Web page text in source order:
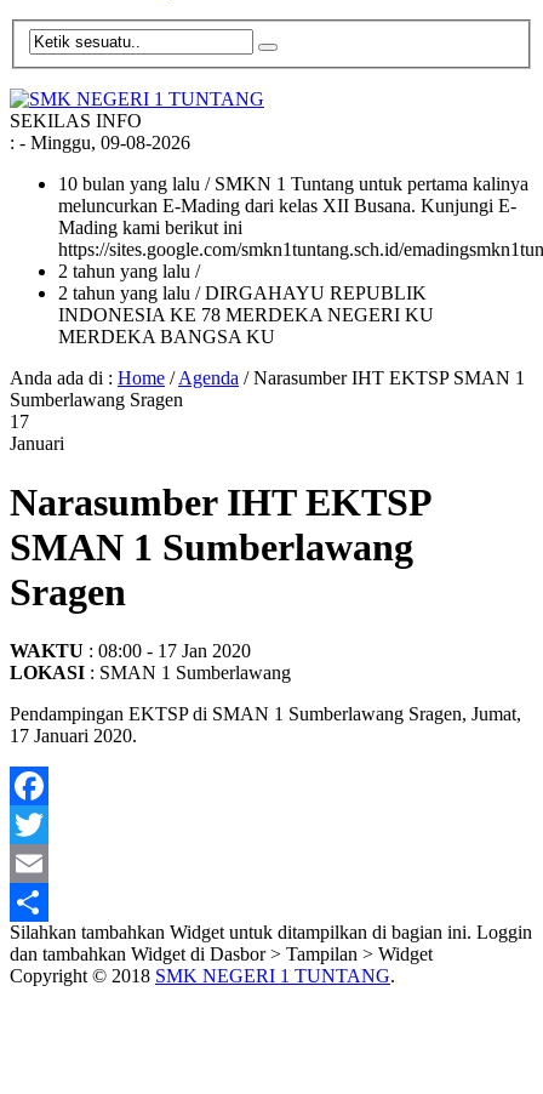
SEKILAS INFO
: - Minggu, 09-08-2026
10 bulan yang lalu / SMKN 1 Tuntang untuk pertama kalinya
meluncurkan E-Mading dari kelas XII Busana. Kunjungi E-
Mading kami berikut ini
https://sites.google.com/smkn1tuntang.sch.id/
2 tahun yang lalu /
2 tahun yang lalu / DIRGAHAYU REPUBLIK
INDONESIA KE 78 MERDEKA NEGERI KU
MERDEKA BANGSA KU
Anda ada di : Home /Agenda /Narasumber IHT EKTSP SMAN 1
Sumberlawang Sragen
17
Januari
Narasumber IHT EKTSP
SMAN 1 Sumberlawang
Sragen
WAKTU : 08:00 - 17 Jan 2020
LOKASI : SMAN 1 Sumberlawang
Pendampingan EKTSP di SMAN 1 Sumberlawang Sragen, Jumat,
17 Januari 2020.
Facebook
Twitter
Email
Share
Silahkan tambahkan Widget untuk ditampilkan di bagian ini. Loggin
dan tambahkan Widget di Dasbor > Tampilan > Widget
Copyright © 2018 SMK NEGERI 1 TUNTANG.